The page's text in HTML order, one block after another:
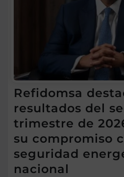
Refidomsa
resultados del
trimestre de
su compromiso
seguridad
nacional